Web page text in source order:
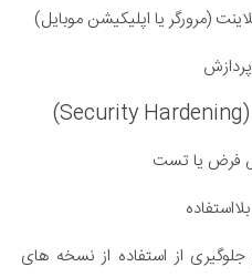
(مرورگر یا اپلیکیشن موبایل)
از استفاده از نسخه های